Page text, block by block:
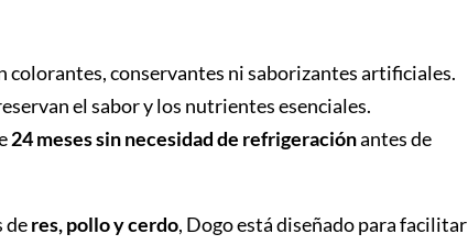
colorantes, conservantes ni saborizantes artificiales.
el sabor y los nutrientes esenciales.
24 meses sin necesidad de refrigeraciónantes de
deres, pollo y cerdo, Dogo está diseñado para facilitar